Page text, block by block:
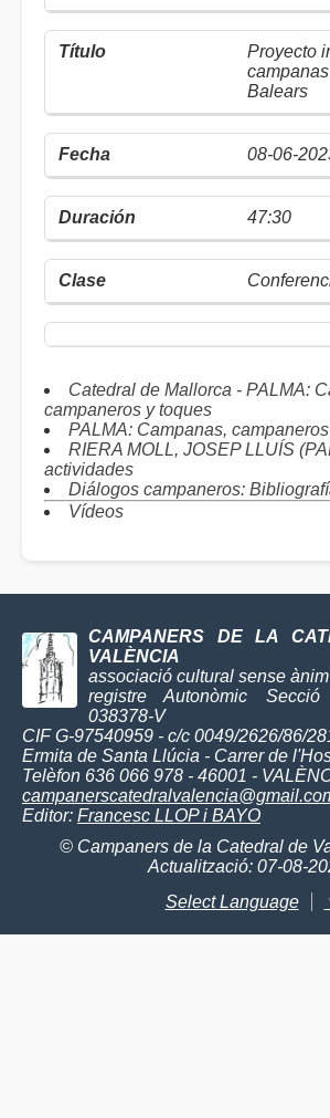
Proyecto
Balears
08-06-
47:30
Catedral de Mallorca - PALMA:
campaneros y toques
PALMA: Campanas,
RIERA MOLL, JOSEP LLUÍS
actividades
Diálogos campaneros:
Vídeos
CAMPANERS DE LA
VALÈNCIA
associació cultural sense
registre Autonòmic
038378-V
CIF G-97540959 - c/c 0049/2626/86/
Ermita de Santa Llúcia - Carrer de
Telèfon 636 066 978 - 46001 -
Editor: Francesc LLOP i BAYO
© Campaners de la Catedral de
Actualització: 07-08-
Select Language